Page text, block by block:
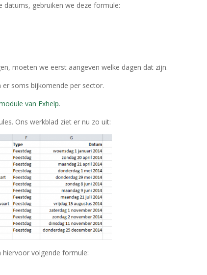
datums, gebruiken we deze formule:
moeten we eerst aangeven welke dagen dat zijn.
soms bijkomende per sector.
van Exhelp.
Ons werkblad ziet er nu zo uit:
hiervoor volgende formule: